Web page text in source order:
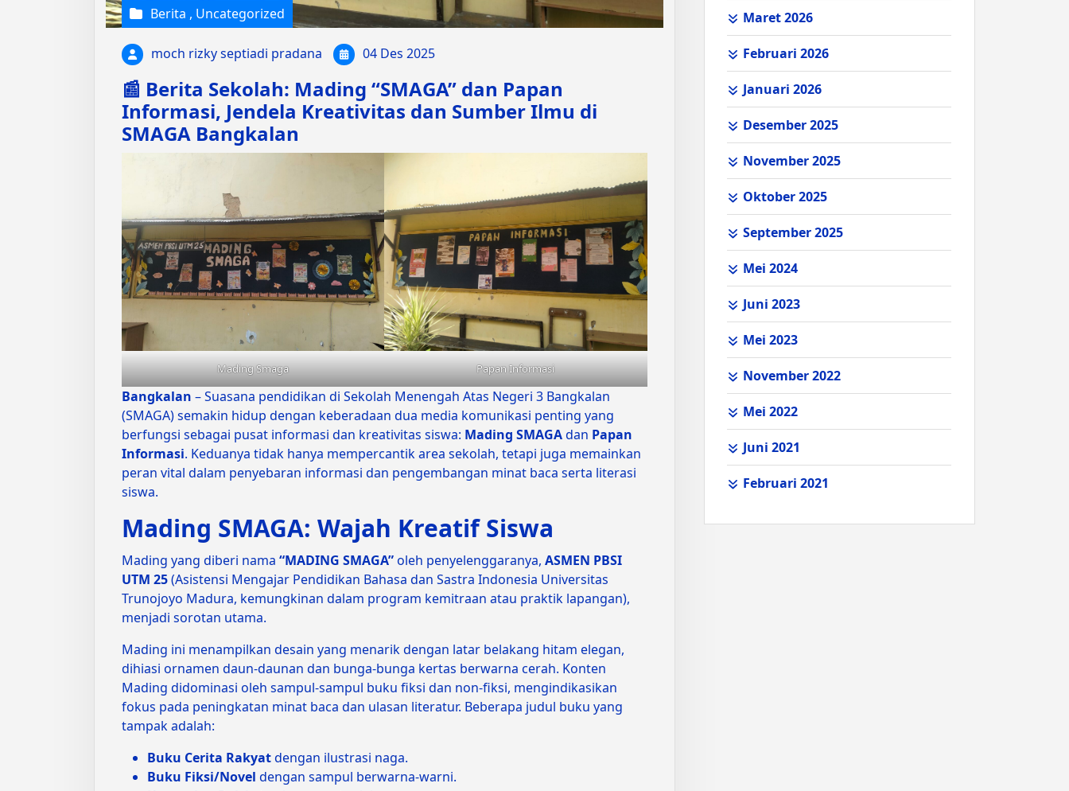
Berita , Uncategorized
moch rizky septiadi pradana 04 Des 2025
📰 Berita Sekolah: Mading “SMAGA” dan Papan
Informasi, Jendela Kreativitas dan Sumber Ilmu di
SMAGA Bangkalan
Mading Smaga Papan Informasi
Bangkalan – Suasana pendidikan di Sekolah Menengah Atas Negeri 3 Bangkalan
(SMAGA) semakin hidup dengan keberadaan dua media komunikasi penting yang
berfungsi sebagai pusat informasi dan kreativitas siswa: Mading SMAGAdan Papan
Informasi. Keduanya tidak hanya mempercantik area sekolah, tetapi juga memainkan
peran vital dalam penyebaran informasi dan pengembangan minat baca serta literasi
siswa.
Mading SMAGA: Wajah Kreatif Siswa
Mading yang diberi nama “MADING SMAGA”oleh penyelenggaranya, ASMEN PBSI
UTM 25(Asistensi Mengajar Pendidikan Bahasa dan Sastra Indonesia Universitas
Trunojoyo Madura, kemungkinan dalam program kemitraan atau praktik lapangan),
menjadi sorotan utama.
Mading ini menampilkan desain yang menarik dengan latar belakang hitam elegan,
dihiasi ornamen daun-daunan dan bunga-bunga kertas berwarna cerah. Konten
Mading didominasi oleh sampul-sampul buku fiksi dan non-fiksi, mengindikasikan
fokus pada peningkatan minat baca dan ulasan literatur. Beberapa judul buku yang
tampak adalah:
Buku Cerita Rakyatdengan ilustrasi naga.
Buku Fiksi/Novel dengan sampul berwarna-warni.
Maret 2026
Februari 2026
Januari 2026
Desember 2025
November 2025
Oktober 2025
September 2025
Mei 2024
Juni 2023
Mei 2023
November 2022
Mei 2022
Juni 2021
Februari 2021